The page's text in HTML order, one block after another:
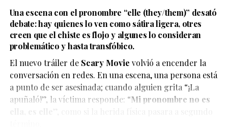
La boda del influencer Un Tal Fredo se convirtió en uno
de los eventos más virales del momento, luego de que el
cantante Carlos Rivera apareciera como sorpresa y
ofreciera un concierto privado.
Una escena con el pronombre “elle (they/them)” desató
debate: hay quienes lo ven como sátira ligera, otres
creen que el chiste es flojo y algunes lo consideran
problemático y hasta transfóbico.
El nuevo tráiler deScary Movie volvió a encender la
conversación en redes. En una escena, una persona está
a punto de ser asesinada; cuando alguien grita “¡La
apuñaló!”, la víctima responde: “Mi pronombre no es